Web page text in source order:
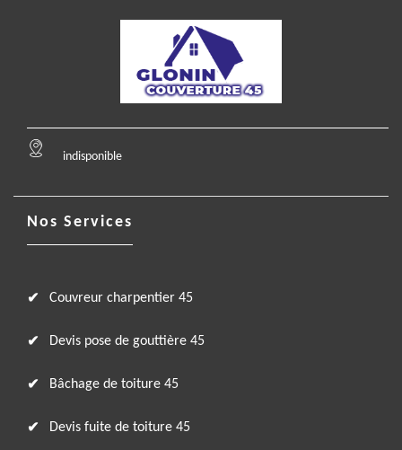
indisponible
Nos Services
Couvreur charpentier 45
Devis pose de gouttière 45
Bâchage de toiture 45
Devis fuite de toiture 45